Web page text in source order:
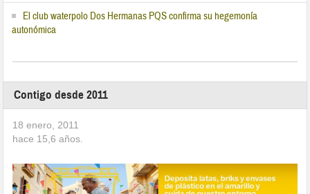
El club waterpolo Dos Hermanas PQS confirma su hegemonía
autonómica
Contigo desde 2011
18 enero, 2011
hace 15,6 años.